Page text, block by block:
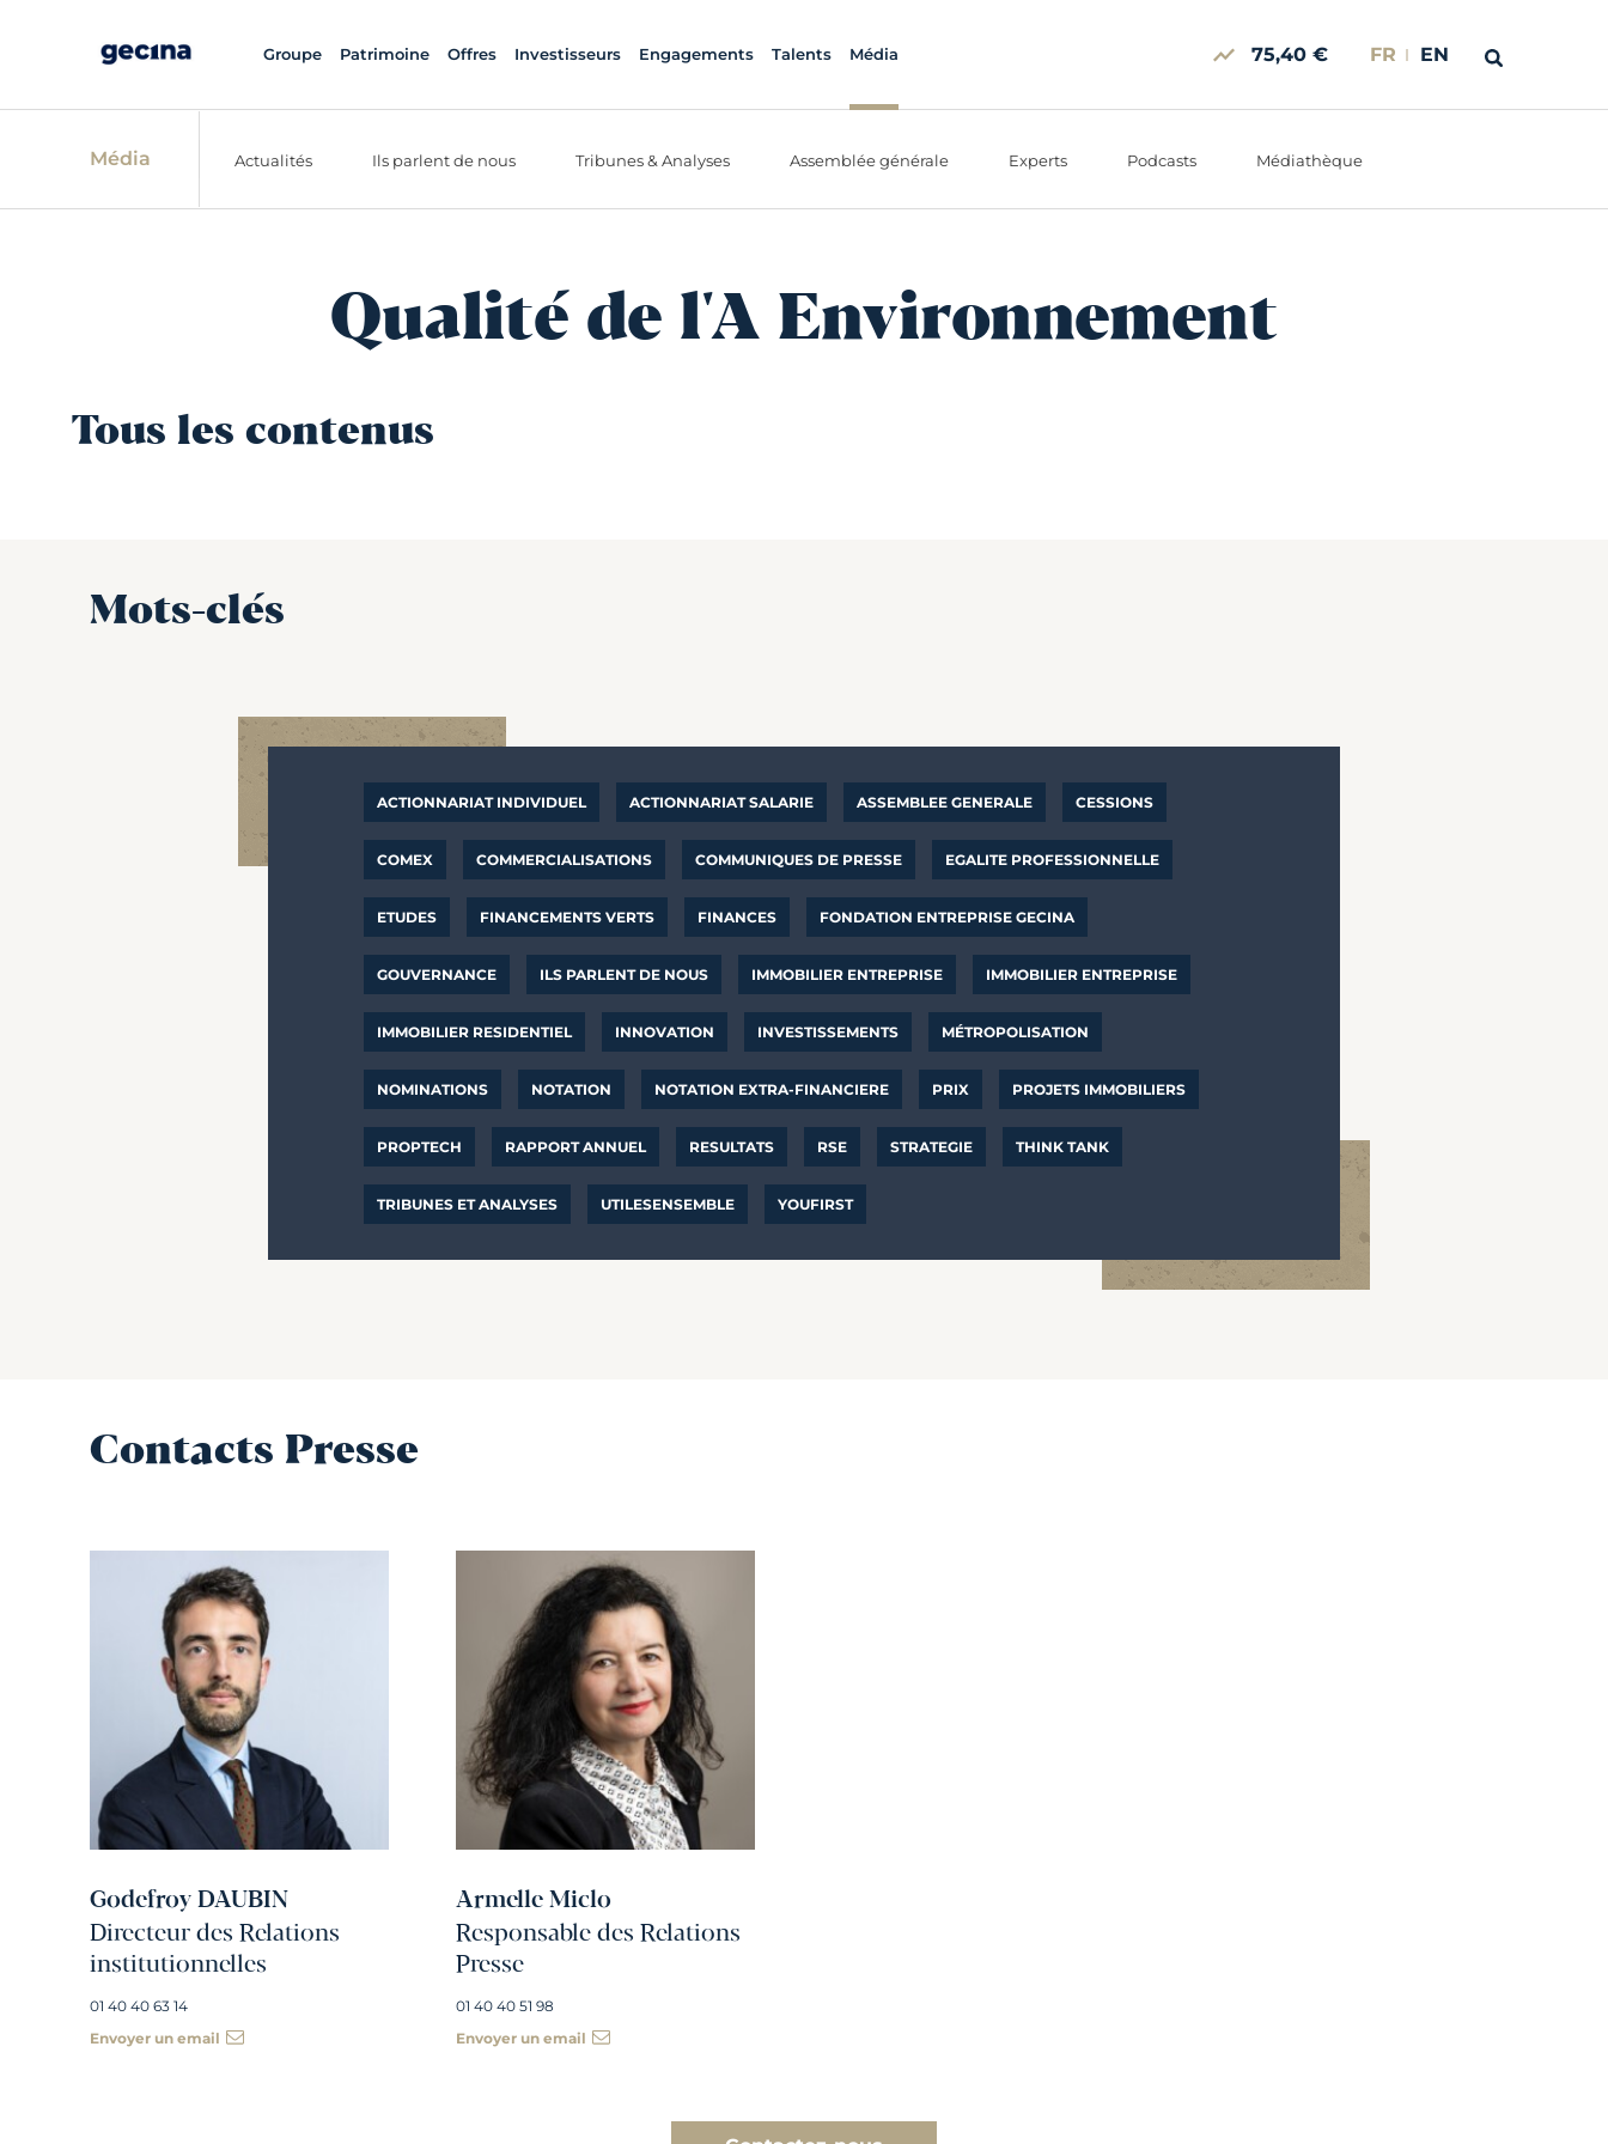
Groupe Patrimoine Offres Investisseurs Engagements Talents Média 75,40 € FR EN
Média Actualités Ils parlent de nous Tribunes & Analyses Assemblée générale Experts Podcasts Médiathèque
Qualité de l'A Environnement
Tous les contenus
Mots-clés
ACTIONNARIAT INDIVIDUEL ACTIONNARIAT SALARIE ASSEMBLEE GENERALE CESSIONS
COMEX COMMERCIALISATIONS COMMUNIQUES DE PRESSE EGALITE PROFESSIONNELLE
ETUDES FINANCEMENTS VERTS FINANCES FONDATION ENTREPRISE GECINA
GOUVERNANCE ILS PARLENT DE NOUS IMMOBILIER ENTREPRISE IMMOBILIER ENTREPRISE
IMMOBILIER RESIDENTIEL INNOVATION INVESTISSEMENTS MÉTROPOLISATION
NOMINATIONS NOTATION NOTATION EXTRA-FINANCIERE PRIX PROJETS IMMOBILIERS
PROPTECH RAPPORT ANNUEL RESULTATS RSE STRATEGIE THINK TANK
TRIBUNES ET ANALYSES UTILESENSEMBLE YOUFIRST
Contacts Presse
Godefroy DAUBIN
Directeur des Relations
institutionnelles
01 40 40 63 14
Envoyer un email
Armelle Miclo
Responsable des Relations
Presse
01 40 40 51 98
Envoyer un email